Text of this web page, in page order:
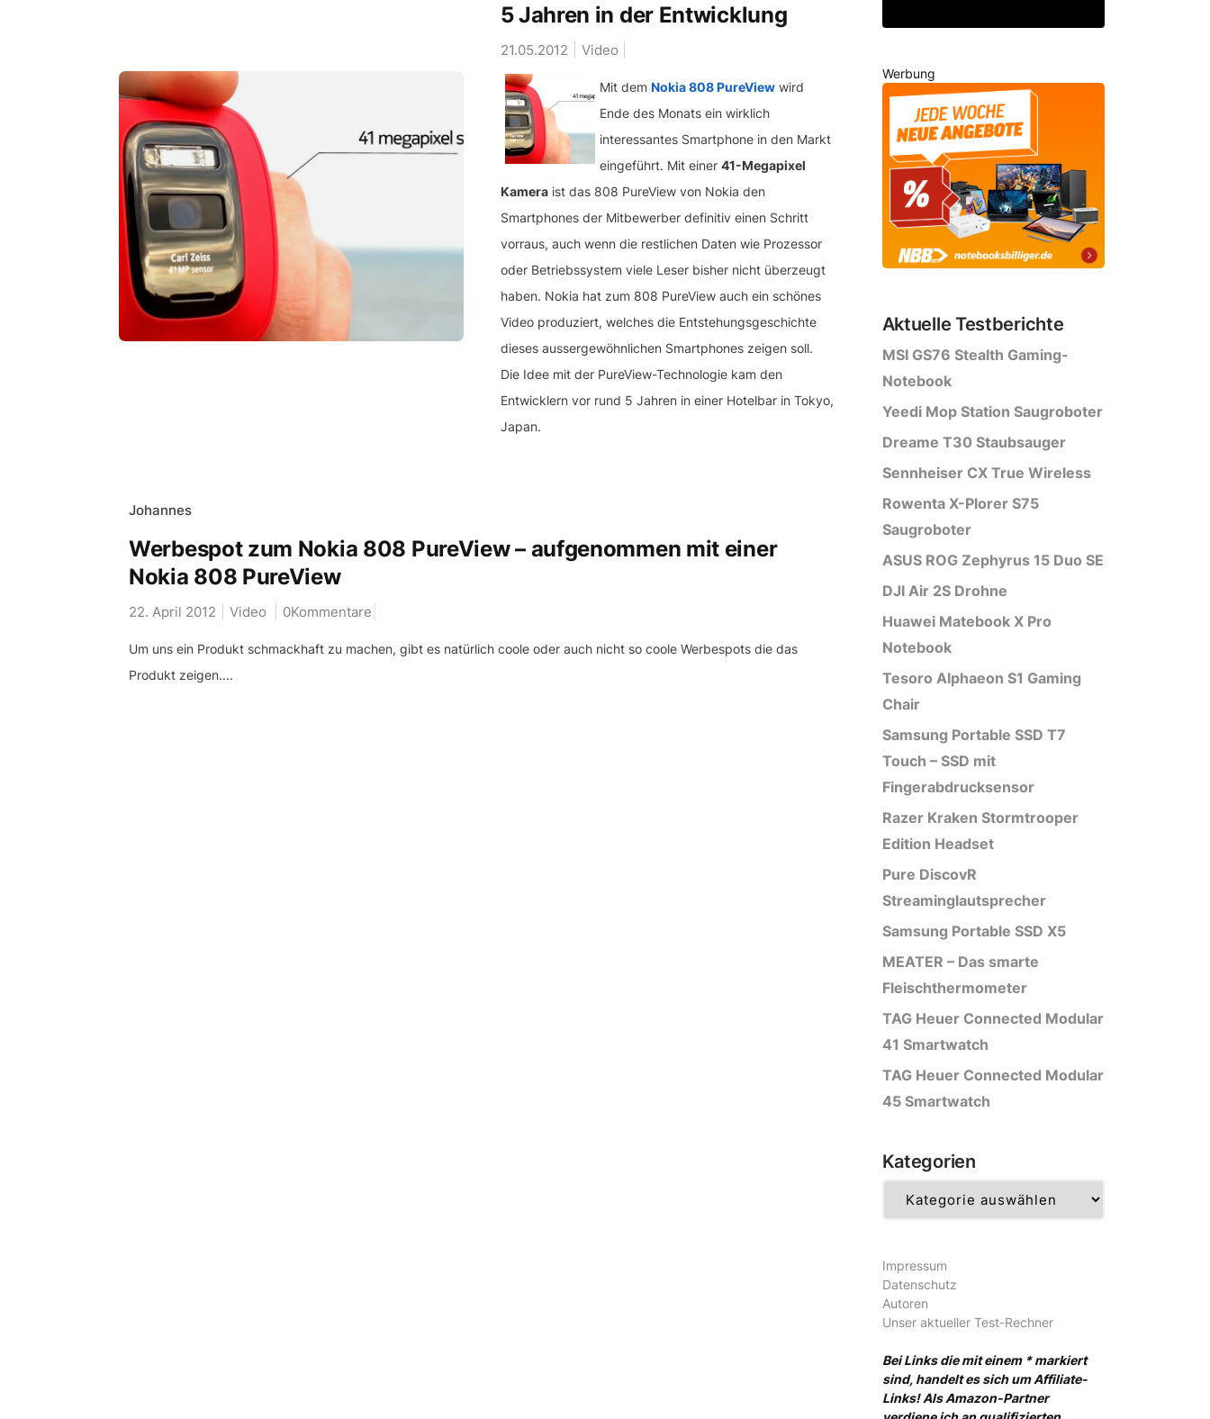
5 Jahren in der Entwicklung
21.05.2012 Video
Mit dem Nokia 808 PureViewwird
Ende des Monats ein wirklich
interessantes Smartphone in den Markt
eingeführt. Mit einer 41-Megapixel
Kameraist das 808 PureView von Nokia den
Smartphones der Mitbewerber definitiv einen Schritt
vorraus, auch wenn die restlichen Daten wie Prozessor
oder Betriebssystem viele Leser bisher nicht überzeugt
haben. Nokia hat zum 808 PureView auch ein schönes
Video produziert, welches die Entstehungsgeschichte
dieses aussergewöhnlichen Smartphones zeigen soll.
Die Idee mit der PureView-Technologie kam den
Entwicklern vor rund 5 Jahren in einer Hotelbar in Tokyo,
Japan.
Johannes
Werbespot zum Nokia 808 PureView – aufgenommen mit einer
Nokia 808 PureView
22. April 2012 Video 0Kommentare
Um uns ein Produkt schmackhaft zu machen, gibt es natürlich coole oder auch nicht so coole Werbespots die das
Produkt zeigen....
Werbung
Aktuelle Testberichte
MSI GS76 Stealth Gaming-
Notebook
Yeedi Mop Station Saugroboter
Dreame T30 Staubsauger
Sennheiser CX True Wireless
Rowenta X-Plorer S75
Saugroboter
ASUS ROG Zephyrus 15 Duo SE
DJI Air 2S Drohne
Huawei Matebook X Pro
Notebook
Tesoro Alphaeon S1 Gaming
Chair
Samsung Portable SSD T7
Touch – SSD mit
Fingerabdrucksensor
Razer Kraken Stormtrooper
Edition Headset
Pure DiscovR
Streaminglautsprecher
Samsung Portable SSD X5
MEATER – Das smarte
Fleischthermometer
TAG Heuer Connected Modular
41 Smartwatch
TAG Heuer Connected Modular
45 Smartwatch
Kategorien
Impressum
Datenschutz
Autoren
Unser aktueller Test-Rechner
Bei Links die mit einem * markiert
sind, handelt es sich um Affiliate-
Links! Als Amazon-Partner